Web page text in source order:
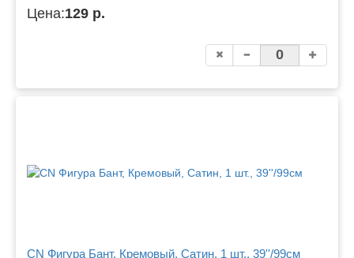
Цена:129 р.
CN Фигура Бант, Кремовый, Сатин, 1 шт., 39''/99см